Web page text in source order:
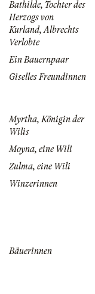
Bathilde, Tochter des
Herzogs von
Kurland, Albrechts
Verlobte
Ein Bauernpaar
Giselles Freundinnen
Myrtha, Königin der
Wilis
Moyna, eine Wili
Zulma, eine Wili
Winzerinnen
Bäuerinnen